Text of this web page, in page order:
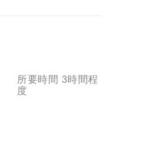
所要時間 3時間程
度